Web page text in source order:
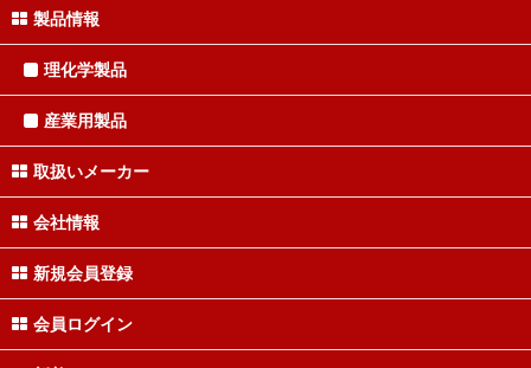
製品情報
理化学製品
産業用製品
取扱いメーカー
会社情報
新規会員登録
会員ログイン